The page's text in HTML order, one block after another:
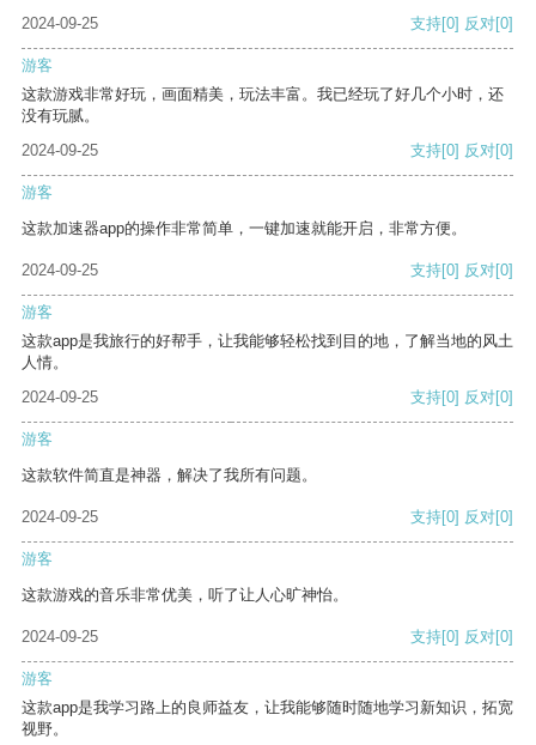
2024-09-25
支持[0] 反对[0]
游客
这款游戏非常好玩，画面精美，玩法丰富。我已经玩了好几个小时，还
没有玩腻。
2024-09-25
支持[0] 反对[0]
游客
这款加速器app的操作非常简单，一键加速就能开启，非常方便。
2024-09-25 支持[0] 反对[0]
游客
这款app是我旅行的好帮手，让我能够轻松找到目的地，了解当地的风土
人情。
2024-09-25
支持[0] 反对[0]
游客
这款软件简直是神器，解决了我所有问题。
2024-09-25 支持[0] 反对[0]
游客
这款游戏的音乐非常优美，听了让人心旷神怡。
2024-09-25 支持[0] 反对[0]
游客
这款app是我学习路上的良师益友，让我能够随时随地学习新知识，拓宽
视野。